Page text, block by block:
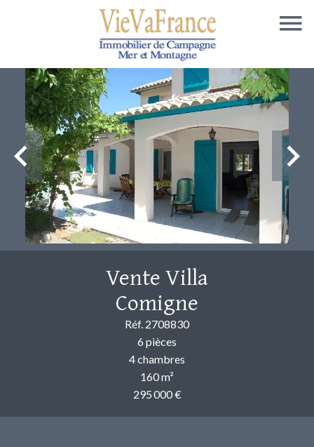
Vente Villa
Comigne
Réf. 2708830
6 pièces
4 chambres
160 m²
295 000 €